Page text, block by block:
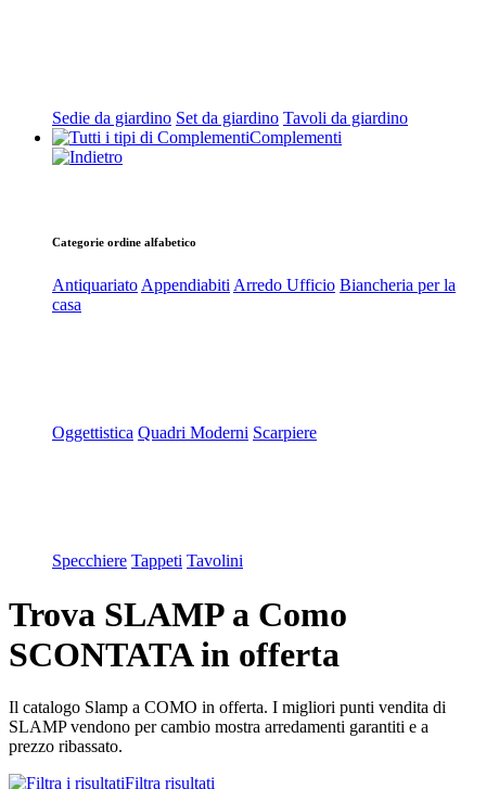
Sedie da giardino Set da giardino Tavoli da giardino
Complementi
Categorie ordine alfabetico
Antiquariato Appendiabiti Arredo Ufficio Biancheria per la
casa
Oggettistica Quadri Moderni Scarpiere
Specchiere Tappeti Tavolini
Trova SLAMP a Como
SCONTATA in offerta
Il catalogo Slamp a COMO in offerta. I migliori punti vendita di
SLAMP vendono per cambio mostra arredamenti garantiti e a
prezzo ribassato.
Filtra risultati